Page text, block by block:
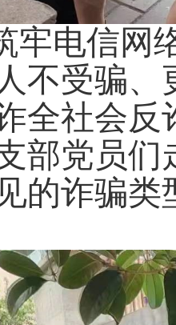
牢电信网
不受骗、
全社会反
部党员
的诈骗